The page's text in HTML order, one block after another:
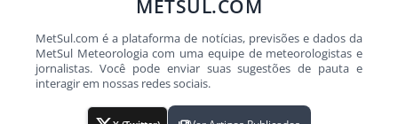
METSUL.COM
MetSul.com é a plataforma de notícias, previsões e dados da
MetSul Meteorologia com uma equipe de meteorologistas e
jornalistas. Você pode enviar suas sugestões de pauta e
interagir em nossas redes sociais.